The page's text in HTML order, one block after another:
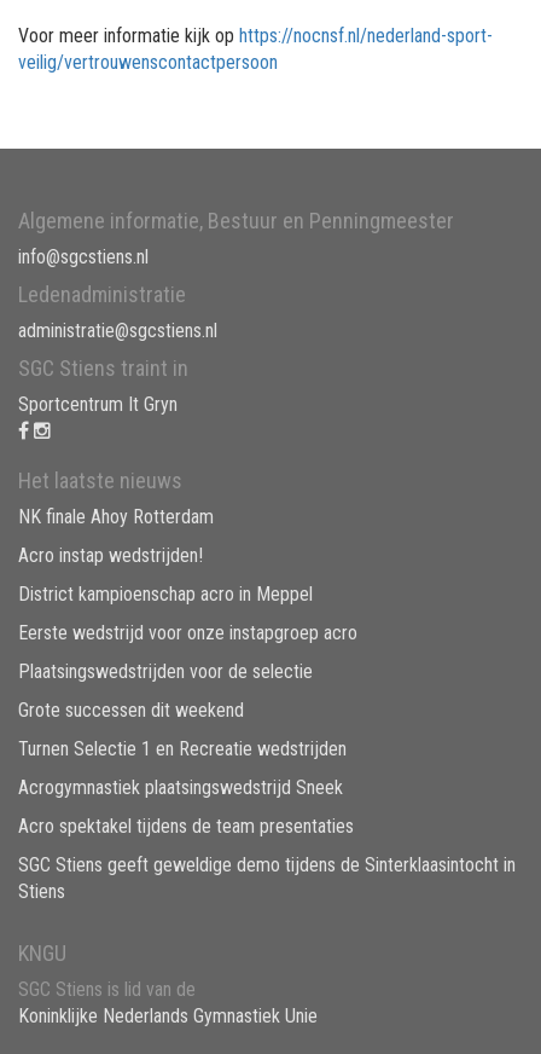
Voor meer informatie kijk op https://nocnsf.nl/nederland-sport-
veilig/vertrouwenscontactpersoon
Algemene informatie, Bestuur en Penningmeester
info@sgcstiens.nl
Ledenadministratie
administratie@sgcstiens.nl
SGC Stiens traint in
Sportcentrum It Gryn
Het laatste nieuws
NK finale Ahoy Rotterdam
Acro instap wedstrijden!
District kampioenschap acro in Meppel
Eerste wedstrijd voor onze instapgroep acro
Plaatsingswedstrijden voor de selectie
Grote successen dit weekend
Turnen Selectie 1 en Recreatie wedstrijden
Acrogymnastiek plaatsingswedstrijd Sneek
Acro spektakel tijdens de team presentaties
SGC Stiens geeft geweldige demo tijdens de Sinterklaasintocht in
Stiens
KNGU
SGC Stiens is lid van de
Koninklijke Nederlands Gymnastiek Unie